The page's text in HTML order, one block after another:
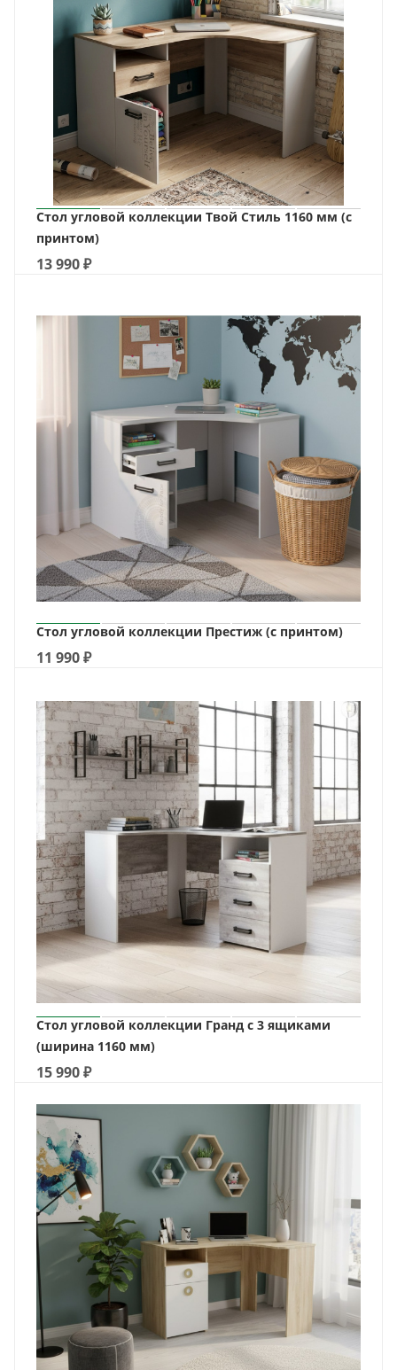
Стол угловой коллекции Твой Стиль 1160 мм (с
принтом)
13 990₽
Стол угловой коллекции Престиж (с принтом)
11 990₽
Стол угловой коллекции Гранд с 3 ящиками
(ширина 1160 мм)
15 990₽